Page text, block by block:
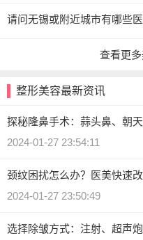
请问无锡或附近城市有哪些
查看更
整形美容最新资讯
探秘隆鼻手术：蒜头鼻、朝
2024-01-27 23:54:11
颈纹困扰怎么办？医美快速
2024-01-27 23:50:49
选择除皱方式：注射、超声